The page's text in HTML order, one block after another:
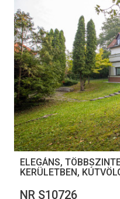
ELEGÁNS,
KERÜLETBEN,
NR S10726